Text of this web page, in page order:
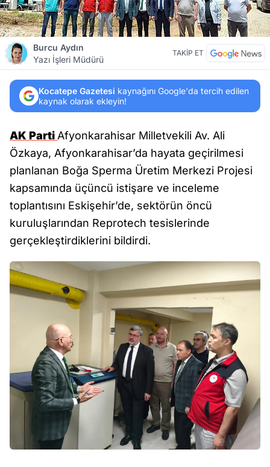
Burcu Aydın
Yazı İşleri Müdürü
TAKİP ET
Kocatepe Gazetesi kaynağını Google'da tercih edilen
kaynak olarak ekleyin!
AK Parti Afyonkarahisar Milletvekili Av. Ali
Özkaya, Afyonkarahisar’da hayata geçirilmesi
planlanan Boğa Sperma Üretim Merkezi Projesi
kapsamında üçüncü istişare ve inceleme
toplantısını Eskişehir’de, sektörün öncü
kuruluşlarından Reprotech tesislerinde
gerçekleştirdiklerini bildirdi.